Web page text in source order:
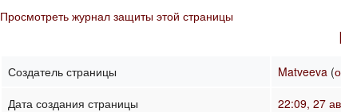
Просмотреть журнал защиты этой страницы
Создатель страницы Matveeva (
Дата создания страницы
22:09, 27